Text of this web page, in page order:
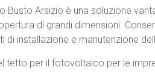
Busto Arsizio è una soluzione
di grandi dimensioni.
installazione e manutenzione
tetto per il fotovoltaico per le